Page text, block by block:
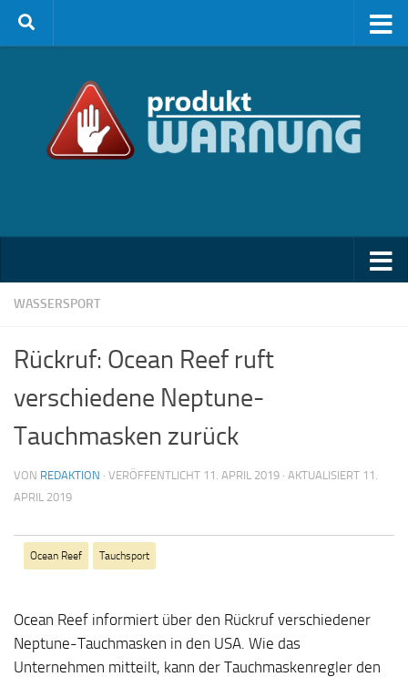
Zum Inhalt springen
WASSERSPORT
Rückruf: Ocean Reef ruft
verschiedene Neptune-
Tauchmasken zurück
VON REDAKTION · VERÖFFENTLICHT 11. APRIL 2019 · AKTUALISIERT 11.
APRIL 2019
Ocean Reef Tauchsport
Ocean Reef informiert über den Rückruf verschiedener
Neptune-Tauchmasken in den USA. Wie das
Unternehmen mitteilt, kann der Tauchmaskenregler den